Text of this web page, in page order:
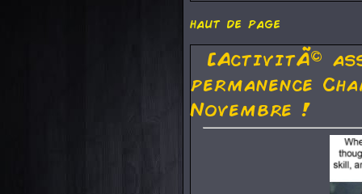
haut de page
[ActivitÃ©
permanence
Novembre !